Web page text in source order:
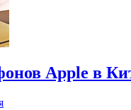
Apple в